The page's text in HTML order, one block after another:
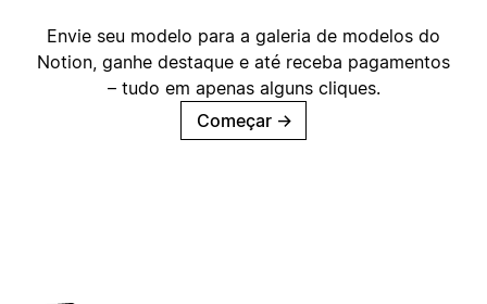
Envie seu modelo para a galeria de modelos do
Notion, ganhe destaque e até receba pagamentos
– tudo em apenas alguns cliques.
Começar →